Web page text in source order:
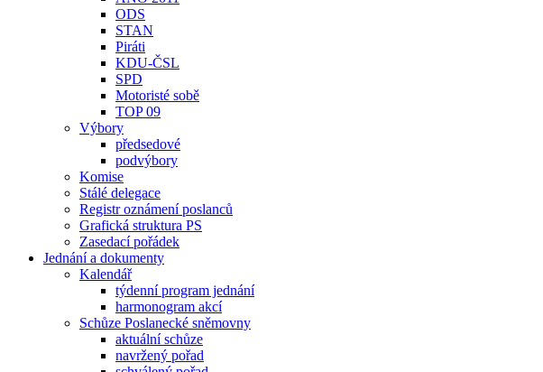
ODS
STAN
Piráti
KDU-ČSL
SPD
Motoristé sobě
TOP 09
Výbory
předsedové
podvýbory
Komise
Stálé delegace
Registr oznámení poslanců
Grafická struktura PS
Zasedací pořádek
Jednání a dokumenty
Kalendář
týdenní program jednání
harmonogram akcí
Schůze Poslanecké sněmovny
aktuální schůze
navržený pořad